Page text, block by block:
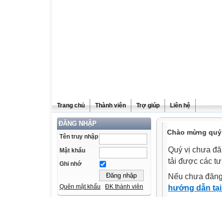
Trang chủ Thành viên Trợ giúp Liên hệ
ĐĂNG NHẬP
Tên truy nhập
Mật khẩu
Ghi nhớ
Quên mật khẩu ĐK thành viên
Chào mừng
Quý vị chưa
tải được các
Nếu chưa
hướng dẫn